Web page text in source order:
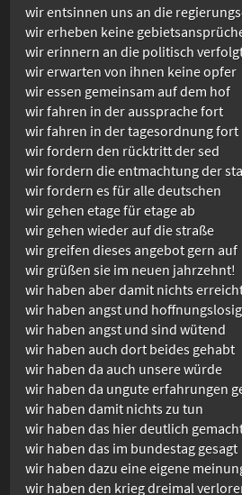
wir entsinnen uns an die
wir erheben keine
wir erinnern an die politisch
wir erwarten von ihnen keine opfer
wir essen gemeinsam auf dem hof
wir fahren in der aussprache fort
wir fahren in der tagesordnung fort
wir fordern den rücktritt der sed
wir fordern die entmachtung der
wir fordern es für alle deutschen
wir gehen etage für etage ab
wir gehen wieder auf die straße
wir greifen dieses angebot gern auf
wir grüßen sie im neuen jahrzehnt!
wir haben aber damit nichts
wir haben angst und
wir haben angst und sind wütend
wir haben auch dort beides gehabt
wir haben da auch unsere würde
wir haben da ungute erfahrungen
wir haben damit nichts zu tun
wir haben das hier deutlich
wir haben das im bundestag gesagt
wir haben dazu eine eigene
wir haben den krieg dreimal